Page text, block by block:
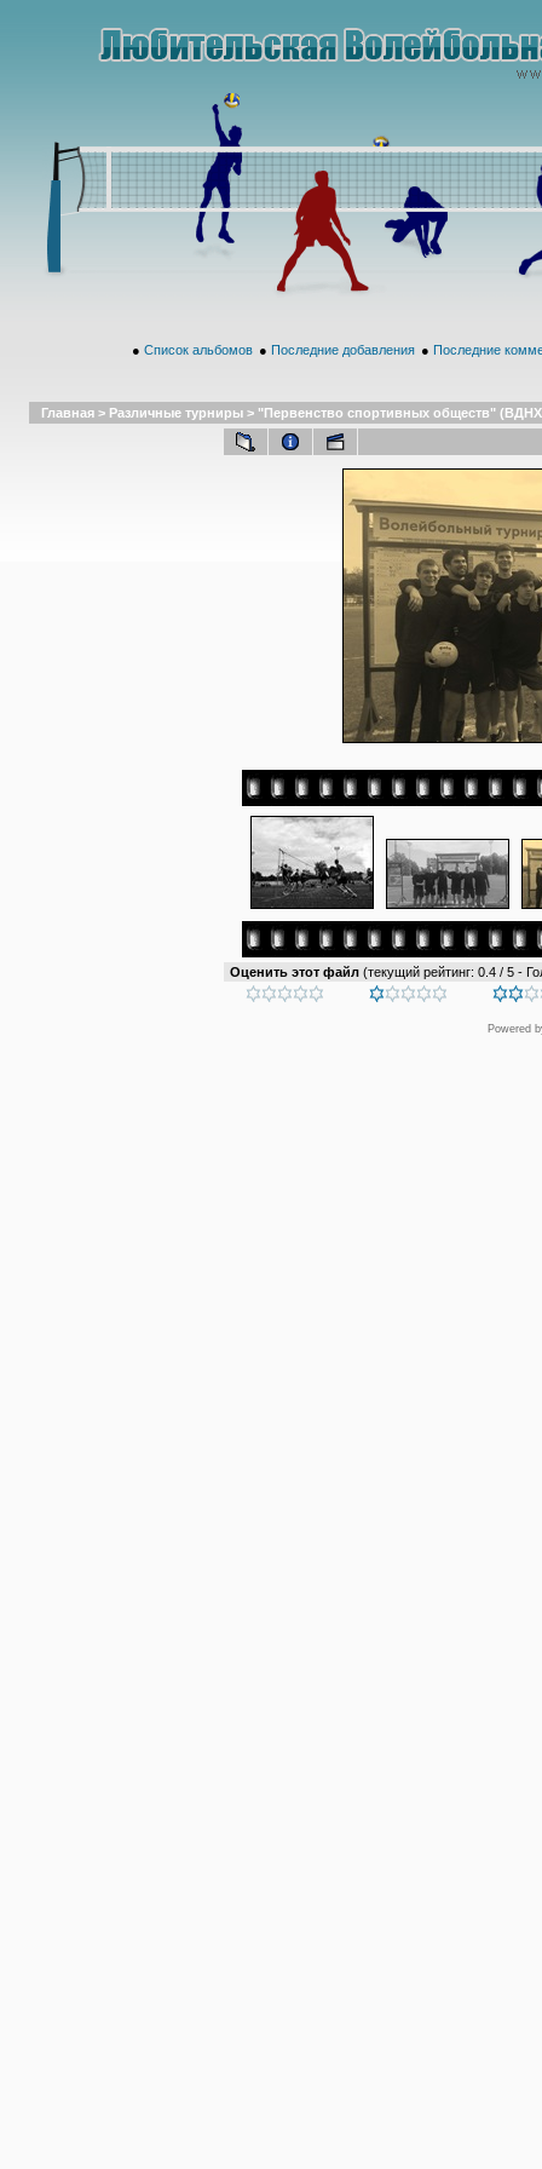
● Список альбомов ● Последние добавления ● Последние
Главная > Различные турниры > "Первенство спортивных обществ"
Оценить этот файл (текущий рейтинг: 0.4 / 5 -
Powered